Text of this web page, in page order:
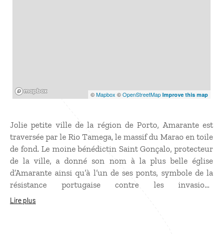
©Mapbox ©OpenStreetMap Improve this map
Jolie petite ville de la région de Porto, Amarante est
traversée par le Rio Tamega, le massif du Marao en toile
de fond. Le moine bénédictin Saint Gonçalo, protecteur
de la ville, a donné son nom à la plus belle église
d’Amarante ainsi qu’à l’un de ses ponts, symbole de la
résistance portugaise contre les invasions
napoléoniennes. N'hésitez pas à flâner dans la vieille
Lire plus